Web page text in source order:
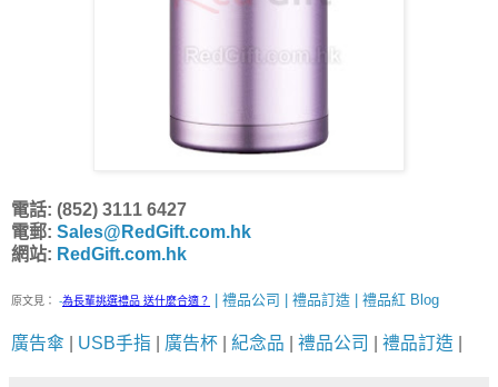
電話: (852) 3111 6427
電郵: Sales@RedGift.com.hk
網站: RedGift.com.hk
原文見： -為長輩挑選禮品 送什麼合適？ | 禮品公司 | 禮品訂造 | 禮品紅 Blog
廣告傘 USB手指 廣告杯 紀念品 禮品公司 禮品訂造